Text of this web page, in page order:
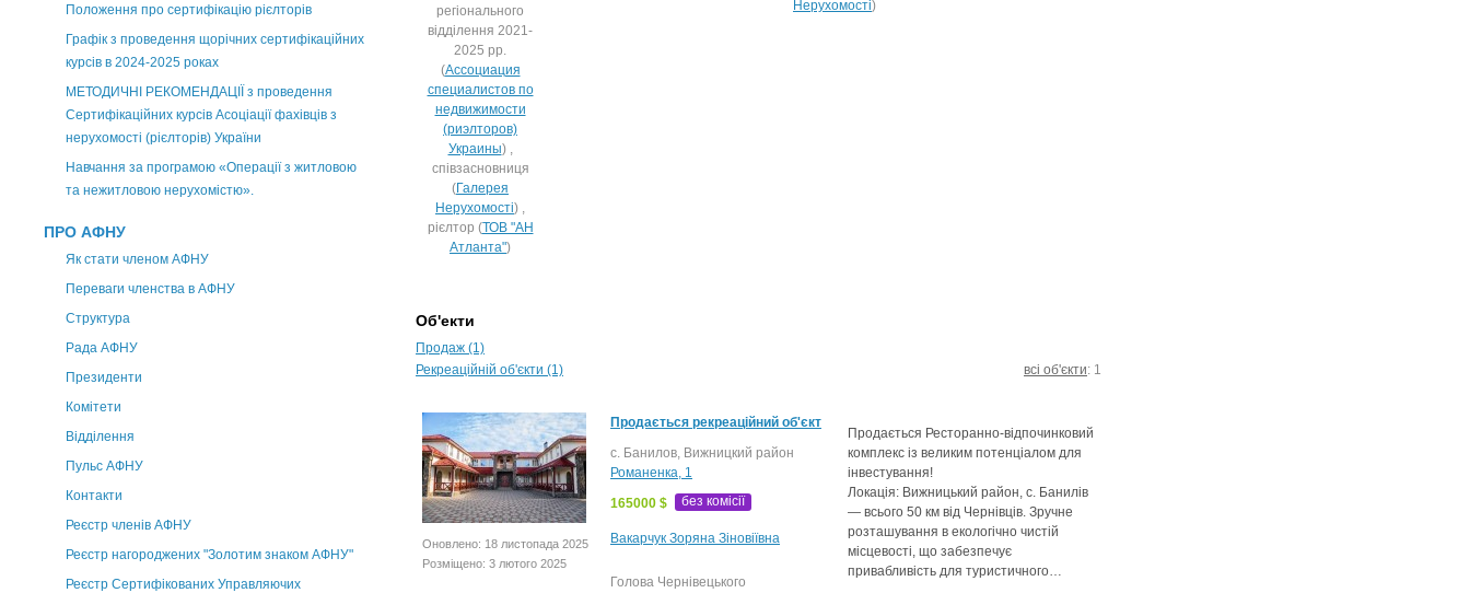
Положення про сертифікацію рієлторів
Графік з проведення щорічних сертифікаційних
курсів в 2024-2025 роках
МЕТОДИЧНІ РЕКОМЕНДАЦІЇ з проведення
Сертифікаційних курсів Асоціації фахівців з
нерухомості (рієлторів) України
Навчання за програмою «Операції з житловою
та нежитловою нерухомістю».
ПРО АФНУ
Як стати членом АФНУ
Переваги членства в АФНУ
Структура
Рада АФНУ
Президенти
Комітети
Відділення
Пульс АФНУ
Контакти
Реєстр членів АФНУ
Реєстр нагороджених "Золотим знаком АФНУ"
Реєстр Сертифікованих Управляючих
регіонального
відділення 2021-
2025 рр.
(Ассоциация
специалистов по
недвижимости
(риэлторов)
Украины) ,
співзасновниця
(Галерея
Нерухомості) ,
рієлтор (ТОВ "АН
Атланта")
Нерухомості)
Об'екти
Продаж (1)
Рекреаційній об'єкти (1)
всі об'єкти: 1
Оновлено: 18 листопада 2025
Розміщено: 3 лютого 2025
Продається рекреаційний об'єкт
с. Банилов, Вижницкий район
Романенка, 1
165000 $
без комісії
Вакарчук Зоряна Зіновіївна
Голова Чернівецького
Продається Ресторанно-відпочинковий
комплекс із великим потенціалом для
інвестування!
Локація: Вижницький район, с. Банилів
— всього 50 км від Чернівців. Зручне
розташування в екологічно чистій
місцевості, що забезпечує
привабливість для туристичного…